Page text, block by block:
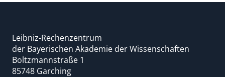
Leibniz-Rechenzentrum
der Bayerischen Akademie der Wissenschaften
Boltzmannstraße 1
85748 Garching